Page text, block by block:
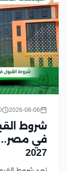
2026-08-06
10
شروط
في مصر..
2027